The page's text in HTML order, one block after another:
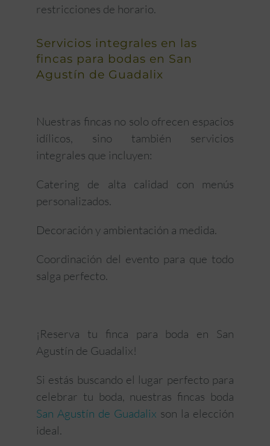
restricciones de horario.
Servicios integrales en las
fincas para bodas en San
Agustín de Guadalix
Nuestras fincas no solo ofrecen espacios
idílicos, sino también servicios
integrales que incluyen:
Catering de alta calidad con menús
personalizados.
Decoración y ambientación a medida.
Coordinación del evento para que todo
salga perfecto.
¡Reserva tu finca para boda en San
Agustín de Guadalix!
Si estás buscando el lugar perfecto para
celebrar tu boda, nuestras fincas boda
San Agustín de Guadalix son la elección
ideal.